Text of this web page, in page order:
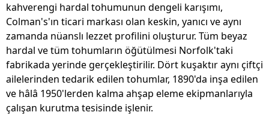
kahverengi hardal tohumunun dengeli karışımı,
Colman's'ın ticari markası olan keskin, yanıcı ve aynı
zamanda nüanslı lezzet profilini oluşturur. Tüm beyaz
hardal ve tüm tohumların öğütülmesi Norfolk'taki
fabrikada yerinde gerçekleştirilir. Dört kuşaktır aynı çiftçi
ailelerinden tedarik edilen tohumlar, 1890'da inşa edilen
ve hâlâ 1950'lerden kalma ahşap eleme ekipmanlarıyla
çalışan kurutma tesisinde işlenir.